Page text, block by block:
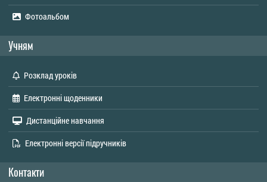
Фотоальбом
Учням
Розклад уроків
Електронні щоденники
Дистанційне навчання
Електронні версії підручників
Контакти